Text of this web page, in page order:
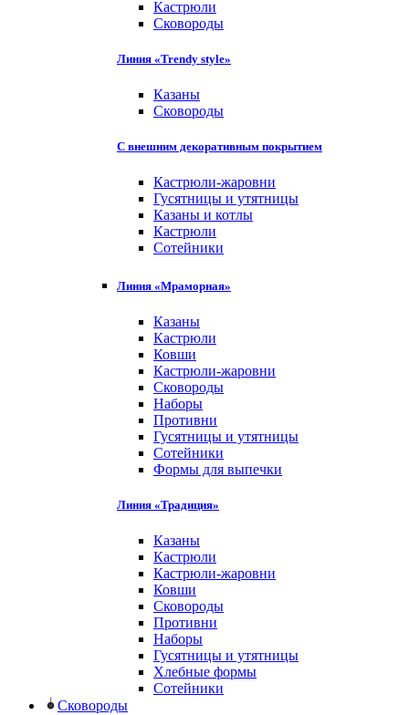
Кастрюли
Сковороды
Линия «Trendy style»
Казаны
Сковороды
С внешним декоративным покрытием
Кастрюли-жаровни
Гусятницы и утятницы
Казаны и котлы
Кастрюли
Сотейники
Линия «Мраморная»
Казаны
Кастрюли
Ковши
Кастрюли-жаровни
Сковороды
Наборы
Противни
Гусятницы и утятницы
Сотейники
Формы для выпечки
Линия «Традиция»
Казаны
Кастрюли
Кастрюли-жаровни
Ковши
Сковороды
Противни
Наборы
Гусятницы и утятницы
Хлебные формы
Сотейники
Сковороды